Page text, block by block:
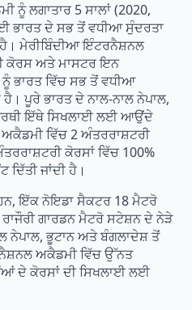
ਨੂੰ ਲਗਾਤਾਰ 5 ਸਾਲਾਂ (2020,
ਭਾਰਤ ਦੇ ਸਭ ਤੋਂ ਵਧੀਆ ਸੁੰਦਰਤਾ
ਮੇਰੀਬਿੰਦੀਆ ਇੰਟਰਨੈਸ਼ਨਲ
ਕੋਰਸ ਅਤੇ ਮਾਸਟਰ ਇਨ
ਭਾਰਤ ਵਿੱਚ ਸਭ ਤੋਂ ਵਧੀਆ
ਪੂਰੇ ਭਾਰਤ ਦੇ ਨਾਲ-ਨਾਲ ਨੇਪਾਲ,
ਇੱਥੇ ਸਿਖਲਾਈ ਲਈ ਆਉਂਦੇ
ਵਿੱਚ 2 ਅੰਤਰਰਾਸ਼ਟਰੀ
ਕੋਰਸਾਂ ਵਿੱਚ 100%
ਜਾਂਦੀ ਹੈ।
ਇੱਕ ਨੋਇਡਾ ਸੈਕਟਰ 18 ਮੈਟਰੋ
ਗਾਰਡਨ ਮੈਟਰੋ ਸਟੇਸ਼ਨ ਦੇ ਨੇੜੇ
ਨੇਪਾਲ, ਭੂਟਾਨ ਅਤੇ ਬੰਗਲਾਦੇਸ਼ ਤੋਂ
ਅਕੈਡਮੀ ਵਿੱਚ ਉੱਨਤ
ਦੇ ਕੋਰਸਾਂ ਦੀ ਸਿਖਲਾਈ ਲਈ